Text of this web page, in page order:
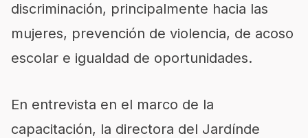
discriminación, principalmente hacia las
mujeres, prevención de violencia, de acoso
escolar e igualdad de oportunidades.
En entrevista en el marco de la
capacitación, la directora del Jardínde